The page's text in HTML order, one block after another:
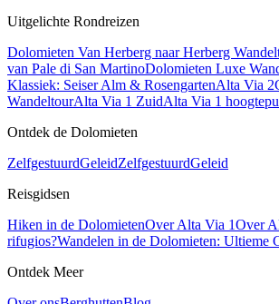
Uitgelichte Rondreizen
Dolomieten Van Herberg naar Herberg
van Pale di San MartinoDolomieten Luxe
Klassiek: Seiser Alm & RosengartenAlta Via 2
WandeltourAlta Via 1 ZuidAlta Via 1
Ontdek de Dolomieten
ZelfgestuurdGeleidZelfgestuurdGeleid
Reisgidsen
Hiken in de DolomietenOver Alta Via 1Over
rifugios?Wandelen in de Dolomieten: Ultieme
Ontdek Meer